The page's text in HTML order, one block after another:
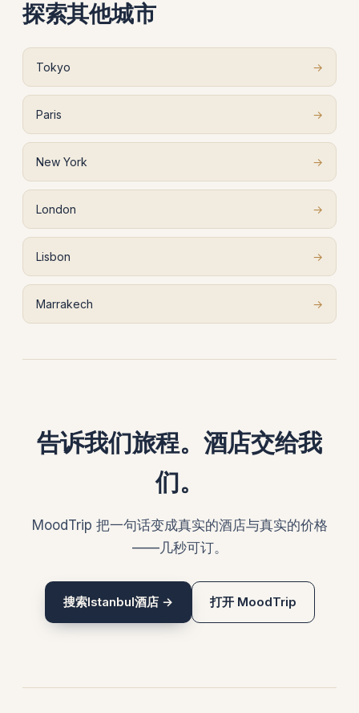
探索其他城市
Tokyo →
Paris →
New York →
London →
Lisbon →
Marrakech →
告诉我们旅程。酒店交给我
们。
MoodTrip 把一句话变成真实的酒店与真实的价格
——几秒可订。
搜索Istanbul酒店 → 打开 MoodTrip